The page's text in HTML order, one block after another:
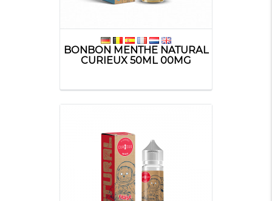
BONBON MENTHE NATURAL
CURIEUX 50ML 00MG